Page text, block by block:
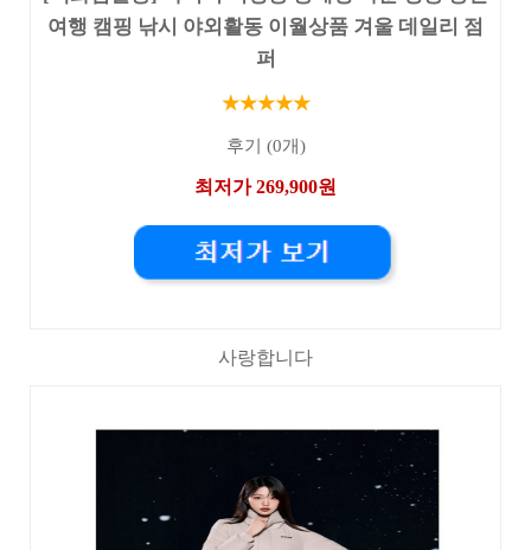
여행 캠핑 낚시 야외활동 이월상품 겨울 데일리 점
퍼
★★★★★
후기 (0개)
최저가 269,900원
사랑합니다